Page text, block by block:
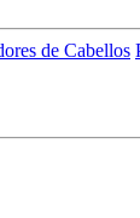
de Cabellos